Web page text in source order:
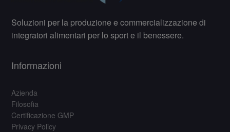
Soluzioni per la produzione e commercializzazione di
integratori alimentari per lo sport e il benessere.
Informazioni
Azienda
Filosofia
Certificazione GMP
Privacy Policy